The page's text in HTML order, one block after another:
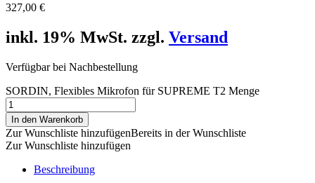
327,00 €
inkl. 19% MwSt. zzgl. Versand
Verfügbar bei Nachbestellung
SORDIN, Flexibles Mikrofon für SUPREME T2 Menge
In den Warenkorb
Zur Wunschliste hinzufügenBereits in der Wunschliste
Zur Wunschliste hinzufügen
Beschreibung